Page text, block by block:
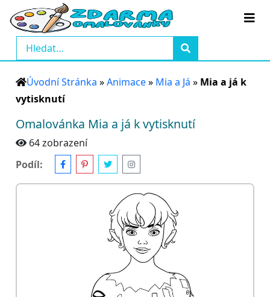
Úvodní Stránka »Animace» Mia a Já » Mia a já k
vytisknutí
Omalovánka Mia a já k vytisknutí
64 zobrazení
Podíl: